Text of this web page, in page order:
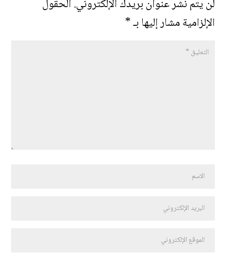
لن يتم نشر عنوان بريدك الإلكتروني.الحقول
الإلزامية مشار إليها بـ*